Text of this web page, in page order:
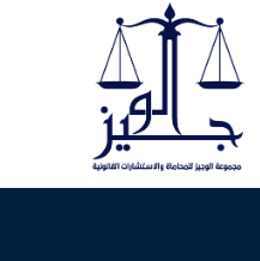
التجاوز
إلى
المحتوى